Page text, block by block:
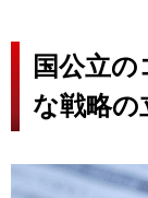
国公立
な戦略の